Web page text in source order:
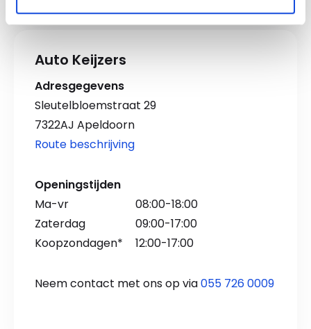
Auto Keijzers
Adresgegevens
Sleutelbloemstraat 29
7322AJ Apeldoorn
Route beschrijving
Openingstijden
Ma-vr
08:00-18:00
Zaterdag
09:00-17:00
Koopzondagen*
12:00-17:00
Neem contact met ons op via055 726 0009